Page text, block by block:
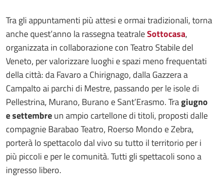
Tra gli appuntamenti più attesi e ormai tradizionali, torna
anche quest’anno la rassegna teatraleSottocasa,
organizzata in collaborazione con Teatro Stabile del
Veneto, per valorizzare luoghi e spazi meno frequentati
della città: da Favaro a Chirignago, dalla Gazzera a
Campalto ai parchi di Mestre, passando per le isole di
Pellestrina, Murano, Burano e Sant’Erasmo. Tragiugno
e settembreun ampio cartellone di titoli, proposti dalle
compagnie Barabao Teatro, Roerso Mondo e Zebra,
porterà lo spettacolo dal vivo su tutto il territorio per i
più piccoli e per le comunità. Tutti gli spettacoli sono a
ingresso libero.